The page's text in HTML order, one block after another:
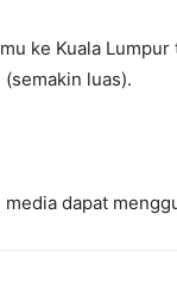
ke Kuala
luas).
dapat